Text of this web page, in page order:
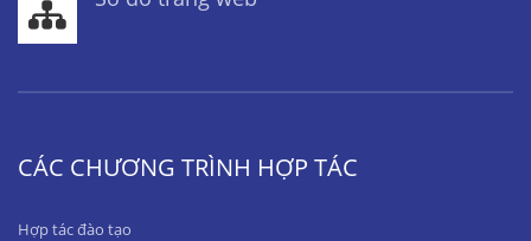
CÁC CHƯƠNG TRÌNH HỢP TÁC
Hợp tác đào tạo